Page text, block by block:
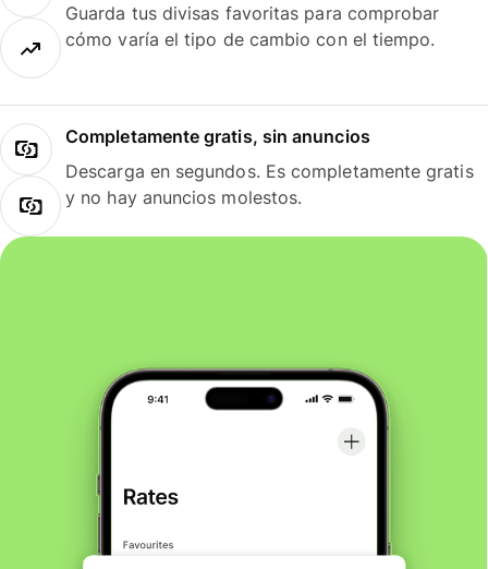
Guarda tus divisas favoritas para comprobar
cómo varía el tipo de cambio con el tiempo.
Completamente gratis, sin anuncios
Descarga en segundos. Es completamente gratis
y no hay anuncios molestos.